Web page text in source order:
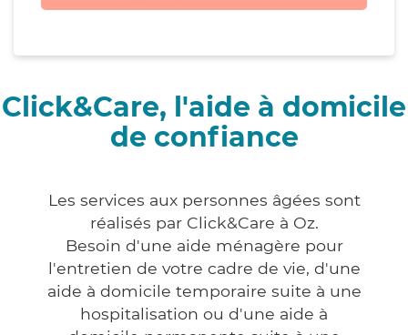
Click&Care, l'aide à domicile
de confiance
Les services aux personnes âgées sont
réalisés par Click&Care à Oz.
Besoin d'une aide ménagère pour
l'entretien de votre cadre de vie, d'une
aide à domicile temporaire suite à une
hospitalisation ou d'une aide à